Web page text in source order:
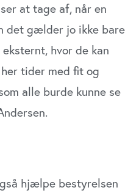
at tage af, når en
det gælder jo ikke bare
hvor de kan
tider med fit og
alle burde kunne se
hjælpe bestyrelsen